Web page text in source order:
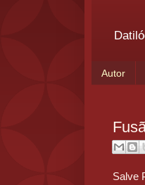
Autor
Salve